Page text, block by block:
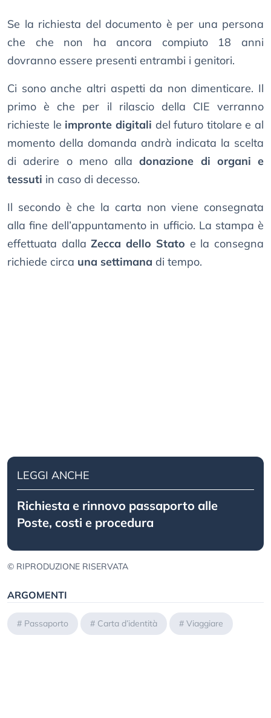
Se la richiesta del documento è per una persona
che che non ha ancora compiuto 18 anni
dovranno essere presenti entrambi i genitori.
Ci sono anche altri aspetti da non dimenticare. Il
primo è che per il rilascio della CIE verranno
richieste le impronte digitali del futuro titolare e al
momento della domanda andrà indicata la scelta
di aderire o meno alladonazione di organi e
tessuti in caso di decesso.
Il secondo è che la carta non viene consegnata
alla fine dell’appuntamento in ufficio. La stampa è
effettuata dallaZecca dello Stato e la consegna
richiede circa una settimana di tempo.
LEGGI ANCHE
Richiesta e rinnovo passaporto alle
Poste, costi e procedura
© RIPRODUZIONE RISERVATA
ARGOMENTI
# Passaporto # Carta d’identità # Viaggiare